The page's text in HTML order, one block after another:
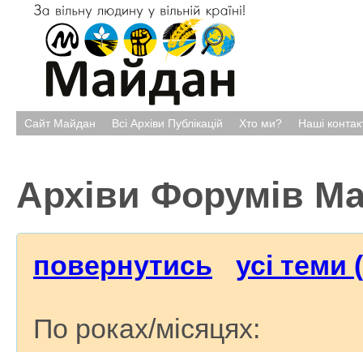
Сайт Майдан Всі Архіви Публікацій Хто ми? Наші
Архіви Форумів
повернутись усі теми
По роках/місяцях: